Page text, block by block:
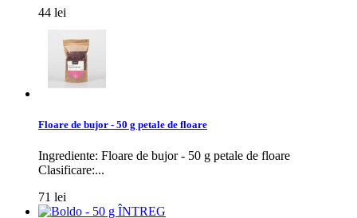
44 lei
Floare de bujor - 50 g petale de floare
Ingrediente: Floare de bujor - 50 g petale de floare
Clasificare:...
71 lei